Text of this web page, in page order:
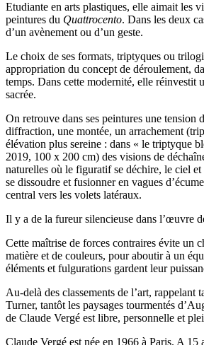
Etudiante en arts plastiques, elle aimait les
peintures du Quattrocento. Dans les deux
d’un avènement ou d’un geste.
Le choix de ses formats, triptyques ou
appropriation du concept de déroulement,
temps. Dans cette modernité, elle réinvestit
sacrée.
On retrouve dans ses peintures une tension
diffraction, une montée, un arrachement
élévation plus sereine : dans « le triptyque
2019, 100 x 200 cm) des visions de
naturelles où le figuratif se déchire, le ciel et
se dissoudre et fusionner en vagues
central vers les volets latéraux.
Il y a de la fureur silencieuse dans l’œuvre
Cette maîtrise de forces contraires évite un
matière et de couleurs, pour aboutir à un
éléments et fulgurations gardent leur
Au-delà des classements de l’art, rappelant
Turner, tantôt les paysages tourmentés
de Claude Vergé est libre, personnelle et
Claude Vergé est née en 1966 à Paris. A 15